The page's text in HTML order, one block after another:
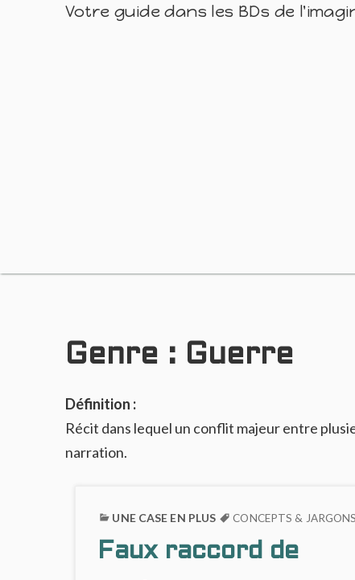
Votre guide dans les BDs de
Genre : Guerre
Définition :
Récit dans lequel un conflit majeur entre
narration.
UNE CASE EN PLUS CONCEPTS & JARGONS
Faux raccord de